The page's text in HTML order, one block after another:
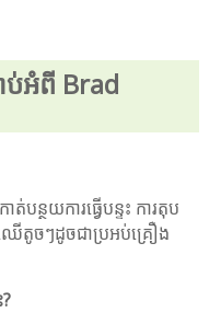
អំពី Brad
បន្ថយ​ការ​ធ្វើ​បន្ទះ ការតុប
ឈើ​តូចៗ​ដូចជា​ប្រអប់​គ្រឿង